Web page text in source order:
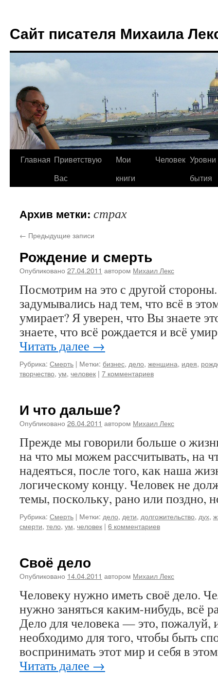
Сайт писателя Михаила
Перейти
Главная Приветствую
Вас
Мои
книги
Человек Уровни
бытия
Архив метки: страх
← Предыдущие записи
Рождение и смерть
Опубликовано 27.04.2011 автором Михаил Лекс
Посмотрим на это с другой
задумывались над тем, что всё в
умирает? Я уверен, что Вы знаете
знаете, что всё рождается и всё
Читать далее →
Рубрика: Смерть | Метки: бизнес, дело, женщина, идея,
творчество, ум, человек | 7 комментариев
И что дальше?
Опубликовано 26.04.2011 автором Михаил Лекс
Прежде мы говорили больше о
на что мы можем рассчитывать, на
надеяться, после того, как наша
логическому концу. Человек не
темы, поскольку, рано или поздно,
Рубрика: Смерть | Метки: дело, дети, долгожительство, дух,
смерти, тело, ум, человек | 6 комментариев
Своё дело
Опубликовано 14.04.2011 автором Михаил Лекс
Человеку нужно иметь своё дело.
нужно заняться каким-нибудь, всё
Дело для человека — это, пожалуй,
необходимо для того, чтобы быть
воспринимать этот мир и себя в
Читать далее →